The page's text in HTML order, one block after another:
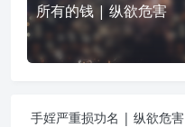
所有的钱 | 纵欲危害
手婬严重损功名 | 纵欲危害